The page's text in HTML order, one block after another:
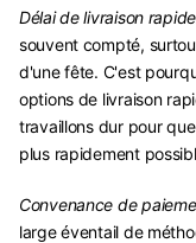
Délai de livraison
souvent compté,
d'une fête. C'est
options de livraison
travaillons dur pour
plus rapidement
Convenance de
large éventail de